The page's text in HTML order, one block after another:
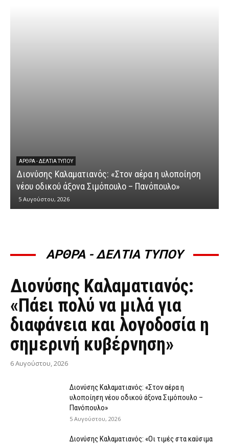
ΆΡΘΡΑ - ΔΕΛΤΊΑ ΤΎΠΟΥ
Διονύσης Καλαματιανός: «Στον αέρα η υλοποίηση
νέου οδικού άξονα Σιμόπουλο – Πανόπουλο»
5 Αυγούστου, 2026
ΑΡΘΡΑ - ΔΕΛΤΙΑ ΤΥΠΟΥ
ΆΡΘΡΑ - ΔΕΛΤΊΑ ΤΎΠΟΥ
Διονύσης Καλαματιανός:
«Πάει πολύ να μιλά για
διαφάνεια και λογοδοσία η
σημερινή κυβέρνηση»
6 Αυγούστου, 2026
Διονύσης Καλαματιανός: «Στον αέρα η
υλοποίηση νέου οδικού άξονα Σιμόπουλο –
Πανόπουλο»
5 Αυγούστου, 2026
Διονύσης Καλαματιανός: «Οι τιμές στα καύσιμα